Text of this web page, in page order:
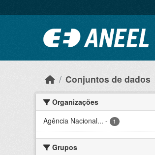
Conjuntos de dados
Organizações
Agência Nacional... - 1
Grupos